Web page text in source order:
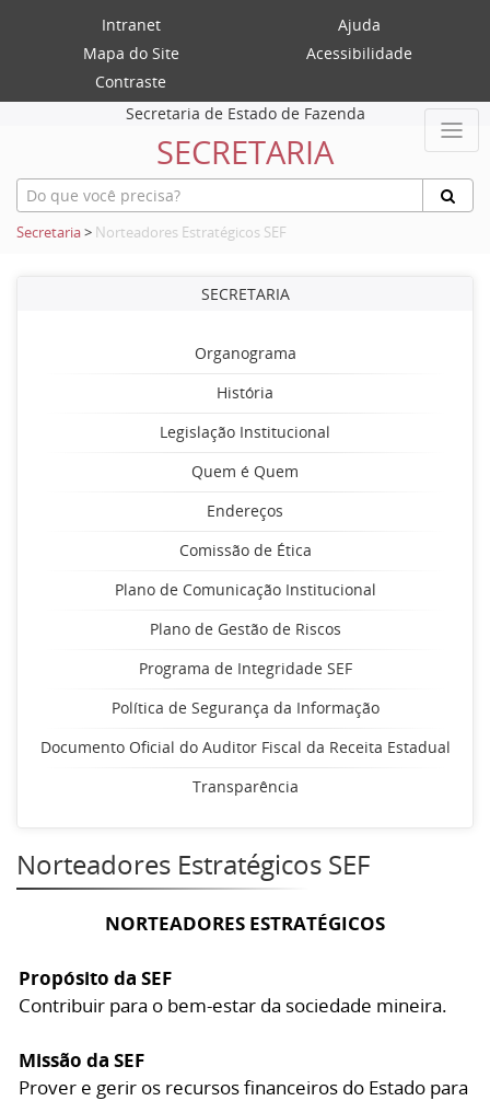
Intranet
Ajuda
Mapa do Site
Acessibilidade
Contraste
Secretaria de Estado de Fazenda
SECRETARIA
Secretaria> Norteadores Estratégicos SEF
SECRETARIA
Organograma
História
Legislação Institucional
Quem é Quem
Endereços
Comissão de Ética
Plano de Comunicação Institucional
Plano de Gestão de Riscos
Programa de Integridade SEF
Política de Segurança da Informação
Documento Oficial do Auditor Fiscal da Receita Estadual
Transparência
Norteadores Estratégicos SEF
NORTEADORES ESTRATÉGICOS
Propósito da SEF
Contribuir para o bem-estar da sociedade mineira.
Missão da SEF
Prover e gerir os recursos financeiros do Estado para